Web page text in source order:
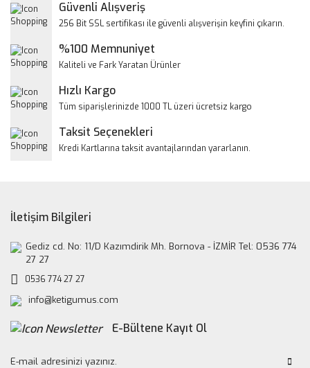
Yorum Yaz
Ürün resmi kalitesiz, bozuk veya görüntülenemiyor.
Ürün bilgilerinde hatalar bulunuyor.
Bu ürüne benzer farklı alternatifler olmalı.
Güvenli Alışveriş
256 Bit SSL sertifikası ile güvenli alışverişin keyfini çıkarın.
%100 Memnuniyet
Kaliteli ve Fark Yaratan Ürünler
Hızlı Kargo
Tüm siparişlerinizde 1000 TL üzeri ücretsiz kargo
Taksit Seçenekleri
Kredi Kartlarına taksit avantajlarından yararlanın.
İletişim Bilgileri
Gediz cd. No: 11/D Kazımdirik Mh. Bornova - İZMİR Tel: 0536 774
27 27
0536 774 27 27
info@ketigumus.com
E-Bültene Kayıt Ol